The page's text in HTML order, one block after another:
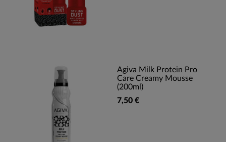
Agiva Milk Protein Pro
Care Creamy Mousse
(200ml)
7,50 €